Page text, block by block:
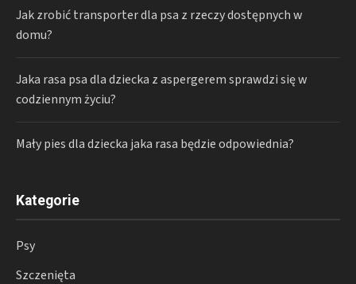
Jak zrobić transporter dla psa z rzeczy dostępnych w
domu?
Jaka rasa psa dla dziecka z aspergerem sprawdzi się w
codziennym życiu?
Mały pies dla dziecka jaka rasa będzie odpowiednia?
Kategorie
Psy
Szczenięta